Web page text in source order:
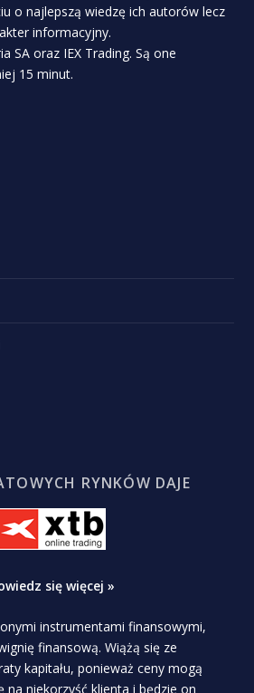
o najlepszą wiedzę ich autorów lecz
informacyjny.
SA oraz IEX Trading. Są one
15 minut.
RYNKÓW DAJE
się więcej »
instrumentami finansowymi,
finansową. Wiążą się ze
kapitału, ponieważ ceny mogą
na niekorzyść klienta i będzie on